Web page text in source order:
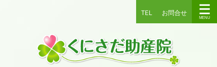
TEL お問合せ